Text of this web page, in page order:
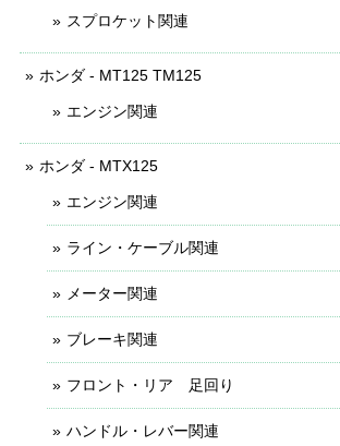
スプロケット関連
ホンダ - MT125 TM125
エンジン関連
ホンダ - MTX125
エンジン関連
ライン・ケーブル関連
メーター関連
ブレーキ関連
フロント・リア 足回り
ハンドル・レバー関連